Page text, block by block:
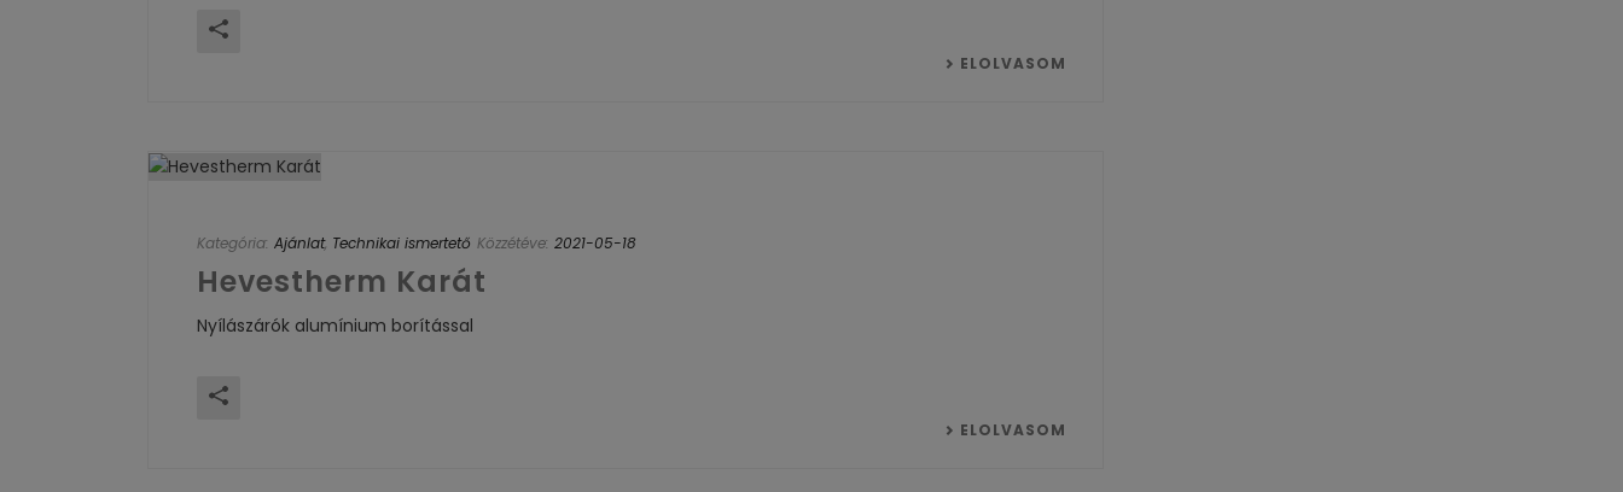
ELOLVASOM
Kategória: Ajánlat, Technikai ismertető Közzétéve: 2021-05-18
Hevestherm Karát
Nyílászárók alumínium borítással
ELOLVASOM